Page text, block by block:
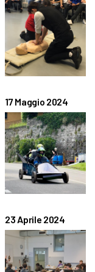
17 Maggio 2024
23 Aprile 2024